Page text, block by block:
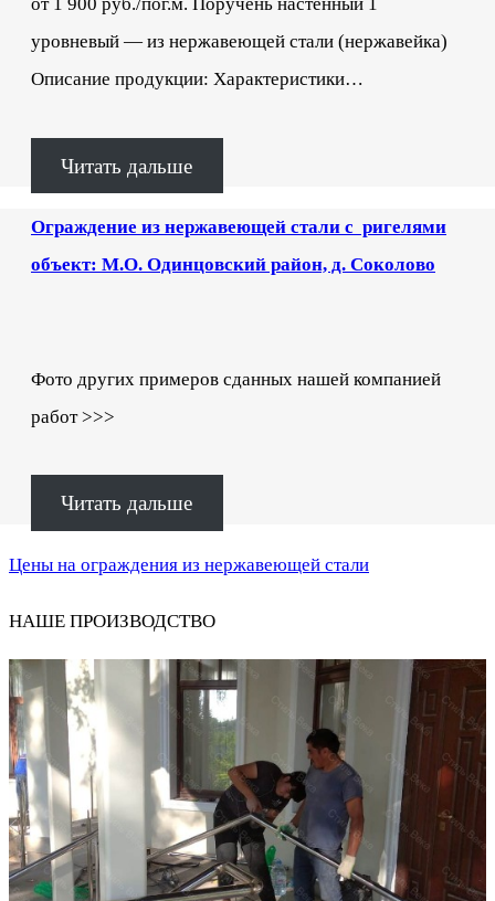
от 1 900 руб./пог.м. Поручень настенный 1
уровневый — из нержавеющей стали (нержавейка)
Описание продукции: Характеристики…
Читать дальше
Ограждение из нержавеющей стали с ригелями
объект: М.О. Одинцовский район, д. Соколово
Фото других примеров сданных нашей компанией
работ >>>
Читать дальше
Цены на ограждения из нержавеющей стали
НАШЕ ПРОИЗВОДСТВО